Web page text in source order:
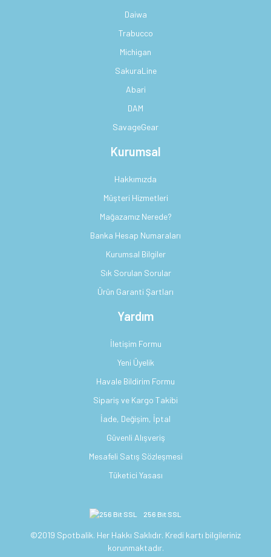
Daiwa
Trabucco
Michigan
SakuraLine
Abari
DAM
SavageGear
Kurumsal
Hakkımızda
Müşteri Hizmetleri
Mağazamız Nerede?
Banka Hesap Numaraları
Kurumsal Bilgiler
Sık Sorulan Sorular
Ürün Garanti Şartları
Yardım
İletişim Formu
Yeni Üyelik
Havale Bildirim Formu
Sipariş ve Kargo Takibi
İade, Değişim, İptal
Güvenli Alışveriş
Mesafeli Satış Sözleşmesi
Tüketici Yasası
256 Bit SSL
©2019 Spotbalik. Her Hakkı Saklıdır. Kredi kartı bilgileriniz
korunmaktadır.